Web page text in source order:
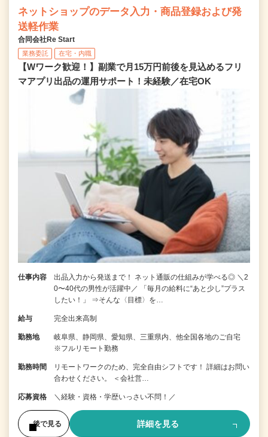
ネットショップのデータ入力・商品登録および発
送軽作業
合同会社Re Start
業務委託 在宅・内職
【Wワーク歓迎！】副業で月15万円前後を見込めるフリ
マアプリ出品の運用サポート！未経験／在宅OK
仕事内容
出品入力から発送まで！ ネット通販の仕組みが学べる◎ ＼2
0〜40代の男性が活躍中／ 「毎月の給料に“あと少し”プラス
したい！」 ⇒そんな〈目標〉を…
給与 完全出来高制
勤務地
岐阜県、静岡県、愛知県、三重県内、他全国各地のご自宅
※フルリモート勤務
勤務時間
リモートワークのため、完全自由シフトです！ 詳細はお問い
合わせください。 ＜会社営…
応募資格 ＼経験・資格・学歴いっさい不問！／
後で見る 詳細を見る